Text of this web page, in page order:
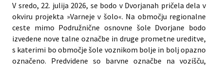
V sredo, 22. julija 2026, se bodo v Dvorjanah pričela dela v
okviru projekta »Varneje v šolo«. Na območju regionalne
ceste mimo Podružnične osnovne šole Dvorjane bodo
izvedene nove talne označbe in druge prometne ureditve,
s katerimi bo območje šole voznikom bolje in bolj opazno
označeno. Predvidene so barvne označbe na vozišču,